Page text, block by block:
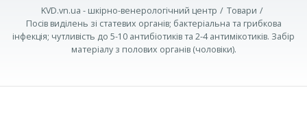
KVD.vn.ua - шкірно-венерологічний центр
Товари
Посів виділень зі статевих органів; бактеріальна та грибкова
інфекція; чутливість до 5-10 антибіотиків та 2-4 антимікотиків. Забір
матеріалу з полових органів (чоловіки).